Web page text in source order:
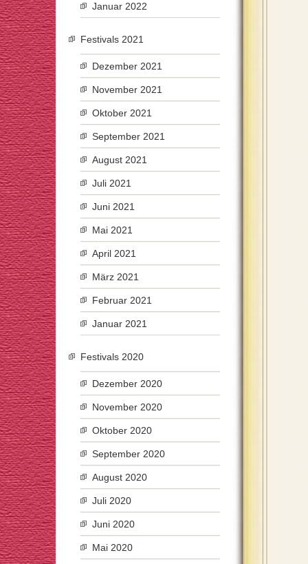
Januar 2022
Festivals 2021
Dezember 2021
November 2021
Oktober 2021
September 2021
August 2021
Juli 2021
Juni 2021
Mai 2021
April 2021
März 2021
Februar 2021
Januar 2021
Festivals 2020
Dezember 2020
November 2020
Oktober 2020
September 2020
August 2020
Juli 2020
Juni 2020
Mai 2020